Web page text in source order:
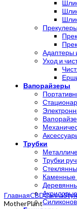
Адаптеры
Уход и
Вапорайзеры
Трубки
Трубки
Каменные
Click to enlarge
ГлавнаяCBD
MotherPlant